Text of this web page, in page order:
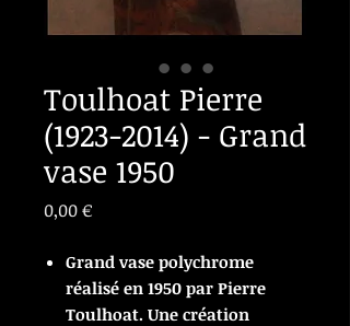
Toulhoat Pierre
(1923-2014) - Grand
vase 1950
0,00 €Prix
Grand vase polychrome
réalisé en 1950 par Pierre
Toulhoat. Une création